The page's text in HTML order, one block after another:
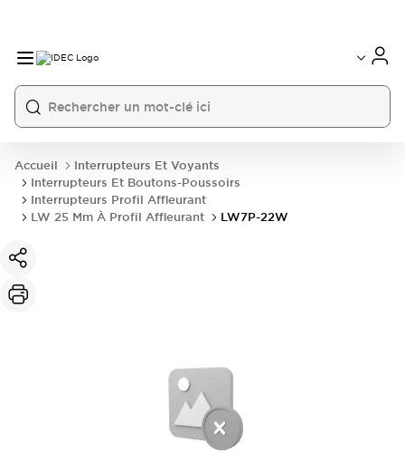
Accueil
Interrupteurs Et Voyants
Interrupteurs Et Boutons-Poussoirs
Interrupteurs Profil Affleurant
LW 25 Mm À Profil Affleurant
LW7P-22W